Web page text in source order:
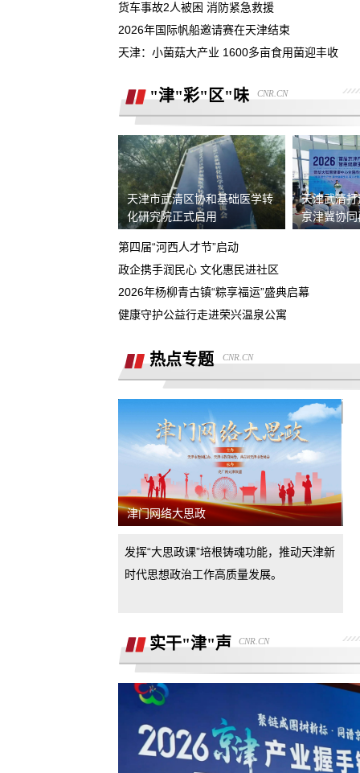
被中信银行拖走，钱车两空，吉利总部
诿不作为
石家庄鹿泉区烂尾楼
退定金10000元
承诺兜底购置税，后续不兜底
熊猫净水器爆炸燃烧
退还诚意金
滴滴平台司机超时未出发，地域黑乘客
要求解除合同，退款，我还没有开始学
能借款，没用使用过其它会员权益，要
退款退
重庆智鑫沅汽车销售有限公司强买强卖
服务态度恶劣且拒绝退还定金
买车锁单前不预审，贷款批不过，强制
走租赁贷款
退还定金2000元
骗子上门推销熊猫净水器，专挑农村老
下手
同，联合二手车商坑骗消费者。退诚意
小米17pro镜头起雾，官方拆机后没解决
杭州金昌宝湖不加价不给提车，拒绝交
汽车还不给退定金
市场价格调节问题
买车时承诺可以三个月后提前还款并落
到了合同现在条件满足但被拒，我要求
合同执行
半年了不给退定金，要求退回定金
货车事故2人被困 消防紧急救援
2026年国际帆船邀请赛在天津结束
天津：小菌菇大产业 1600多亩食用菌迎丰收
"津"彩"区"味 CNR.CN
天津市武清区协和基础医学转
化研究院正式启用
天津武清
京津冀协
第四届“河西人才节”启动
政企携手润民心 文化惠民进社区
2026年杨柳青古镇“粽享福运”盛典启幕
健康守护公益行走进荣兴温泉公寓
热点专题 CNR.CN
津门网络大思政
发挥“大思政课”培根铸魂功能，推动天津新
时代思想政治工作高质量发展。
实干"津"声 CNR.CN